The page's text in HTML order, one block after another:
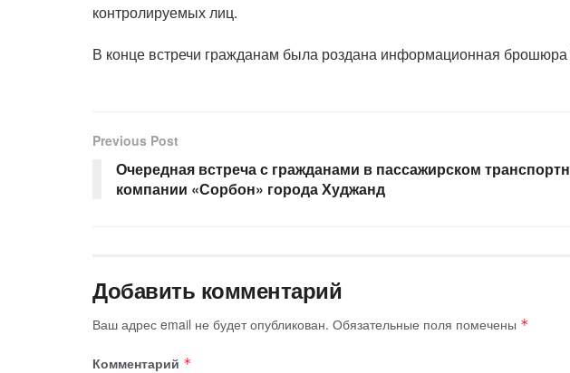
контролируемых лиц.
В конце встречи гражданам была роздана информационная
Previous Post
Очередная встреча с гражданами в пассажирском
компании «Сорбон» города Худжанд
Добавить комментарий
Ваш адрес email не будет опубликован. Обязательные поля помечены *
Комментарий *